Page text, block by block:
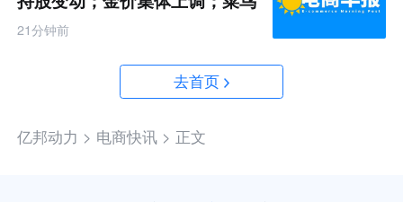
推出全球三日达跨境物流
21分钟前
去首页
亿邦动力 > 电商快讯 > 正文